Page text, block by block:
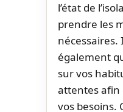
l’état de
prendre les
nécessaires.
également
sur vos
attentes afin
vos besoins.